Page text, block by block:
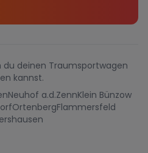
deinen Traumsportwagen
kannst.
Neuhof a.d.ZennKlein Bünzow
OrtenbergFlammersfeld